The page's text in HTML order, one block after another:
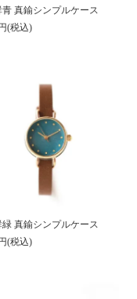
青 真鍮シンプルケース
(税込)
緑 真鍮シンプルケース
(税込)